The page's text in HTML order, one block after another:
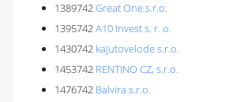
1389742Great One s.r.o.
1395742A10 Invest s. r. o.
1430742 kajutovelode s.r.o.
1453742 RENTINO CZ, s.r.o.
1476742 Balvira s.r.o.